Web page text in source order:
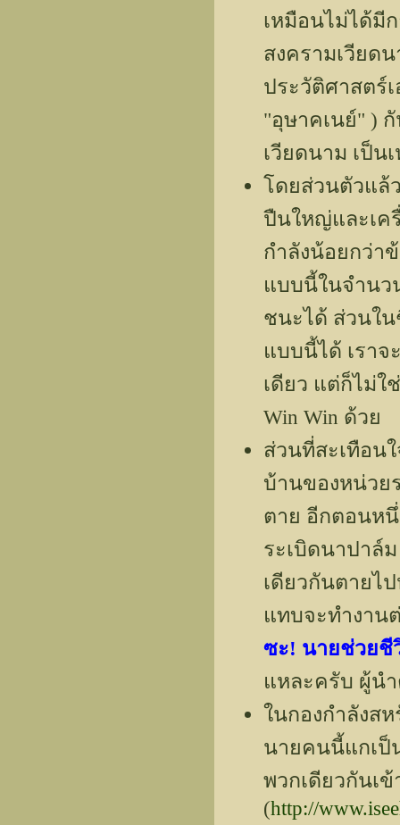
เหมือนไม่ได้มี
สงครามเวียด
ประวัติศาสตร์
"อุษาคเนย์" )
เวียดนาม เป็
โดยส่วนตัวแล้
ปืนใหญ่และเค
กำลังน้อยกว่า
แบบนี้ในจำนว
ชนะได้ ส่วนใ
แบบนี้ได้ เราจ
เดียว แต่ก็ไม่
Win Win ด้วย
ส่วนที่สะเทือน
บ้านของหน่วย
ตาย อีกตอนห
ระเบิดนาปาล์
เดียวกันตายไ
แทบจะทำงาน
ซะ! นายช่วยชี
แหละครับ ผู้นำ
ในกองกำลังส
นายคนนี้แกเป็
พวกเดียวกันเ
(http://